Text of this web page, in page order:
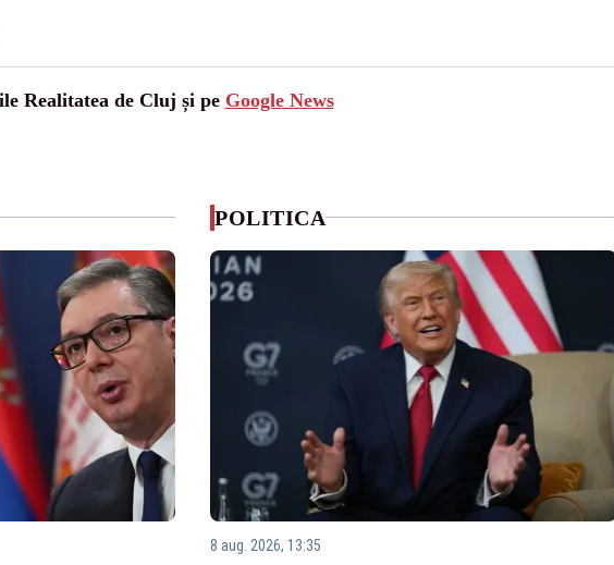
Realitatea de Cluj și pe Google News
POLITICA
8 aug. 2026, 13:35